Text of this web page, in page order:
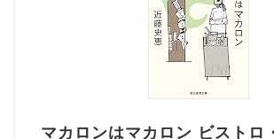
マカロンはマカロン ビストロ